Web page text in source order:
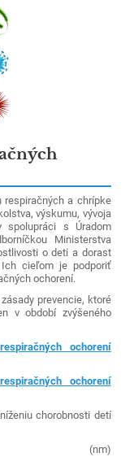
a chrípke
výskumu, vývoja
spolupráci s Úradom
Ministerstva
o deti a dorast
cieľom je podporiť
ochorení.
prevencie, ktoré
v období zvýšeného
ochorení
ochorení
chorobnosti detí
(nm)